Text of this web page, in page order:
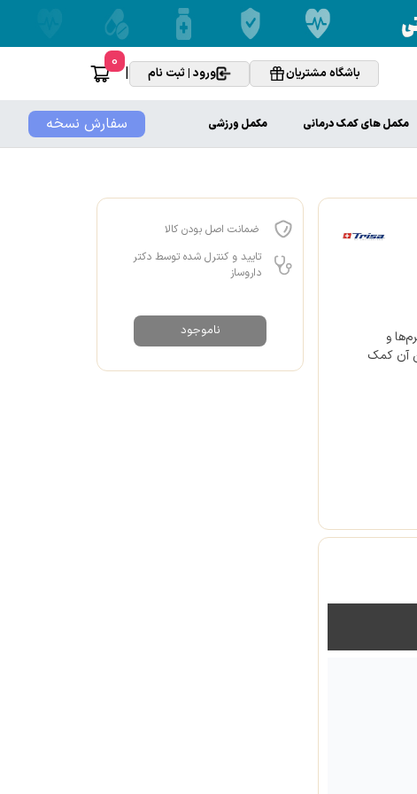
باشگاه مشتریان ورود | ثبت نام |
0
سفارش نسخه مکمل های کمک درمانی مکمل ورزشی
و
آن کمک
ضمانت اصل بودن کالا
تایید و کنترل شده توسط دکتر
داروساز
ناموجود